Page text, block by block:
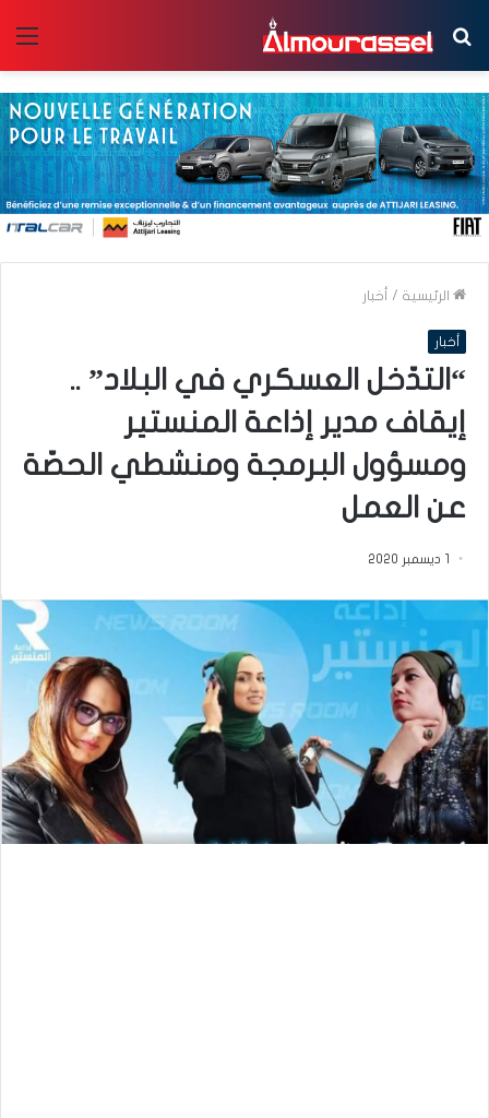
بحث
عن
الرئيسية / أخبار
أخبار
“التدّخل العسكري في البلاد” ..
إيقاف مدير إذاعة المنستير
ومسؤول البرمجة ومنشطي الحصّة
عن العمل
1 ديسمبر 2020